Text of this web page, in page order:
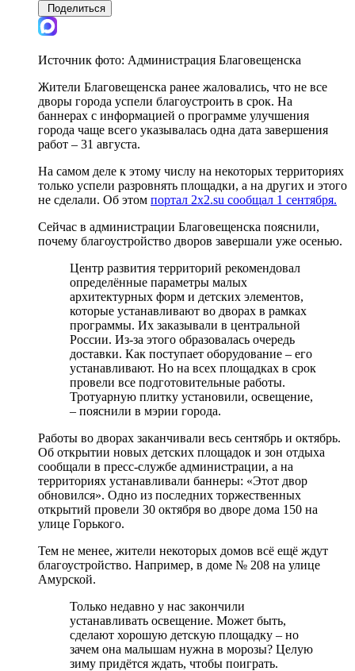
Поделиться
Источник фото: Администрация Благовещенска
Жители Благовещенска ранее жаловались, что не все
дворы города успели благоустроить в срок. На
баннерах с информацией о программе улучшения
города чаще всего указывалась одна дата завершения
работ – 31 августа.
На самом деле к этому числу на некоторых территориях
только успели разровнять площадки, а на других и этого
не сделали. Об этом портал 2x2.su сообщал 1 сентября.
Сейчас в администрации Благовещенска пояснили,
почему благоустройство дворов завершали уже осенью.
Центр развития территорий рекомендовал
определённые параметры малых
архитектурных форм и детских элементов,
которые устанавливают во дворах в рамках
программы. Их заказывали в центральной
России. Из-за этого образовалась очередь
доставки. Как поступает оборудование – его
устанавливают. Но на всех площадках в срок
провели все подготовительные работы.
Тротуарную плитку установили, освещение,
– пояснили в мэрии города.
Работы во дворах заканчивали весь сентябрь и октябрь.
Об открытии новых детских площадок и зон отдыха
сообщали в пресс-службе администрации, а на
территориях устанавливали баннеры: «Этот двор
обновился». Одно из последних торжественных
открытий провели 30 октября во дворе дома 150 на
улице Горького.
Тем не менее, жители некоторых домов всё ещё ждут
благоустройство. Например, в доме № 208 на улице
Амурской.
Только недавно у нас закончили
устанавливать освещение. Может быть,
сделают хорошую детскую площадку – но
зачем она малышам нужна в морозы? Целую
зиму придётся ждать, чтобы поиграть.